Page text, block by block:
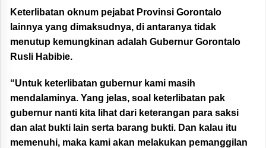
Keterlibatan oknum pejabat Provinsi Gorontalo
lainnya yang dimaksudnya, di antaranya tidak
menutup kemungkinan adalah Gubernur Gorontalo
Rusli Habibie.
“Untuk keterlibatan gubernur kami masih
mendalaminya. Yang jelas, soal keterlibatan pak
gubernur nanti kita lihat dari keterangan para saksi
dan alat bukti lain serta barang bukti. Dan kalau itu
memenuhi, maka kami akan melakukan pemanggilan